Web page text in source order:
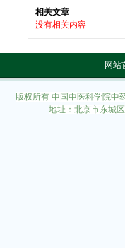
相关文章
没有相关内容
网站
版权所有 中国中医科学院中
地址：北京市东城